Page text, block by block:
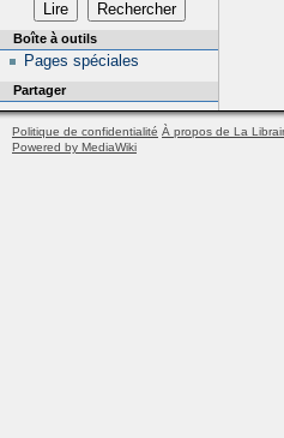
Boîte à outils
Pages spéciales
Partager
Politique de confidentialité À propos de La
Powered by MediaWiki